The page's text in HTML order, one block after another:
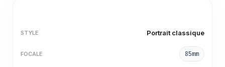
Portrait classique
85mm